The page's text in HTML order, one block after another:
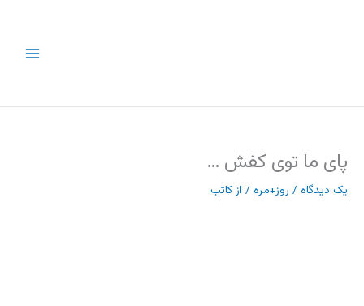
پای ما توی کفش …
یک دیدگاه / روز+مره / از کاتب